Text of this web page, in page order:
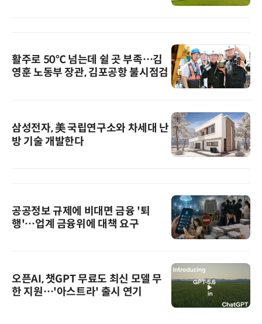
활주로 50℃ 넘는데 쉴 곳 부족…김
영훈 노동부 장관, 김포공항 불시점검
삼성전자, 美 국립연구소와 차세대 난
방 기술 개발한다
공공정보 규제에 비대면 금융 '퇴
행'…업계 금융위에 대책 요구
오픈AI, 챗GPT 무료도 최신 모델 무
한 지원…'아스트라' 출시 연기